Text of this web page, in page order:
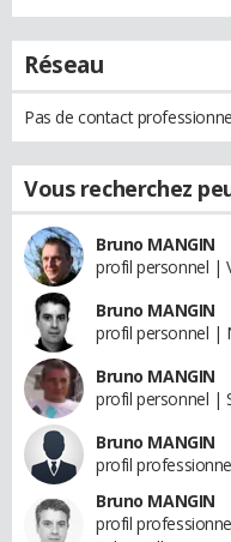
Réseau
Pas de contact
Vous recherchez
Bruno MANGIN
profil personnel |
Bruno MANGIN
profil personnel |
Bruno MANGIN
profil personnel |
Bruno MANGIN
profil
Bruno MANGIN
profil